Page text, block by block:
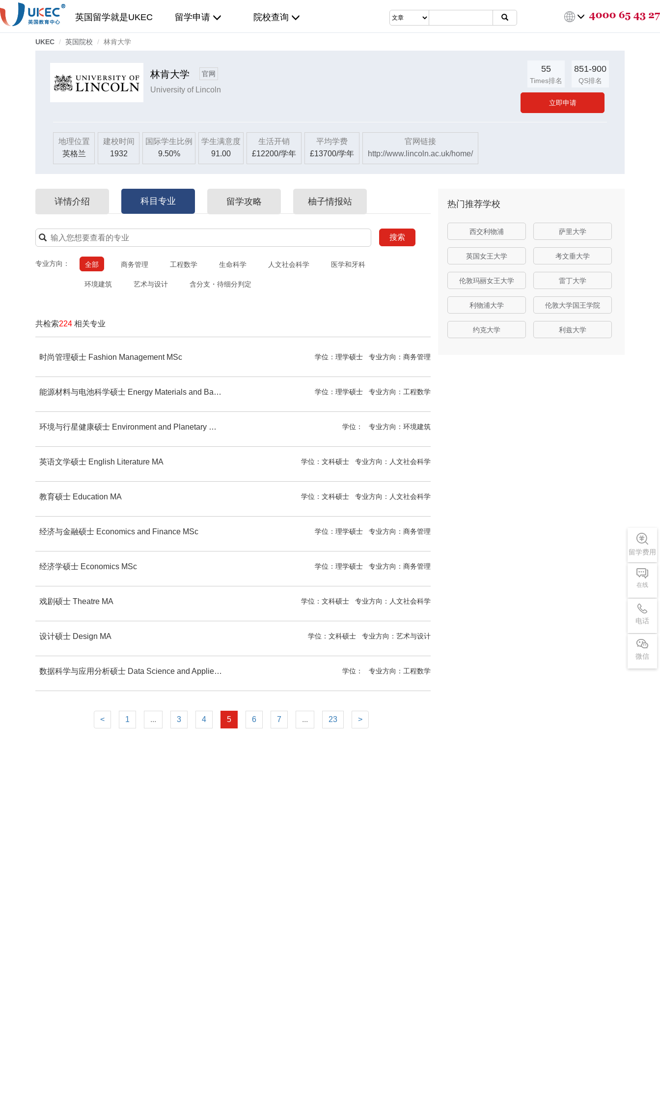
英国留学就是UKEC 留学申请 院校查询
留学费用
在线
电话
微信
UKEC 英国院校 林肯大学
林肯大学 官网
University of Lincoln
55
Times排名
851-900
QS排名
立即申请
地理位置
英格兰
建校时间
1932
国际学生比例
9.50%
学生满意度
91.00
生活开销
£12200/学年
平均学费
£13700/学年
官网链接
http://www.lincoln.ac.uk/home/
详情介绍 科目专业 留学攻略 柚子情报站
搜索
专业方向： 全部 商务管理 工程数学 生命科学 人文社会科学 医学和牙科
环境建筑 艺术与设计 含分支・待细分判定
共检索224 相关专业
时尚管理硕士 Fashion Management MSc 学位：理学硕士 专业方向： 商务管理
能源材料与电池科学硕士 Energy Materials and Battery Science MSc 学位：理学硕士 专业方向： 工程数学
环境与行星健康硕士 Environment and Planetary Health MSc 学位： 专业方向： 环境建筑
英语文学硕士 English Literature MA 学位：文科硕士 专业方向： 人文社会科学
教育硕士 Education MA 学位：文科硕士 专业方向： 人文社会科学
经济与金融硕士 Economics and Finance MSc 学位：理学硕士 专业方向： 商务管理
经济学硕士 Economics MSc 学位：理学硕士 专业方向： 商务管理
戏剧硕士 Theatre MA 学位：文科硕士 专业方向： 人文社会科学
设计硕士 Design MA 学位：文科硕士 专业方向： 艺术与设计
数据科学与应用分析硕士 Data Science and Applied Analytics MSc 学位： 专业方向： 工程数学
< 1 ... 3 4 5 6 7 ... 23 >
热门推荐学校
西交利物浦 萨里大学
英国女王大学 考文垂大学
伦敦玛丽女王大学 雷丁大学
利物浦大学 伦敦大学国王学院
约克大学 利兹大学